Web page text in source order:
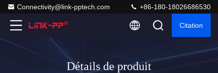
Connectivity@link-pptech.com +86-180-18026686530
Citation
Détails de produit